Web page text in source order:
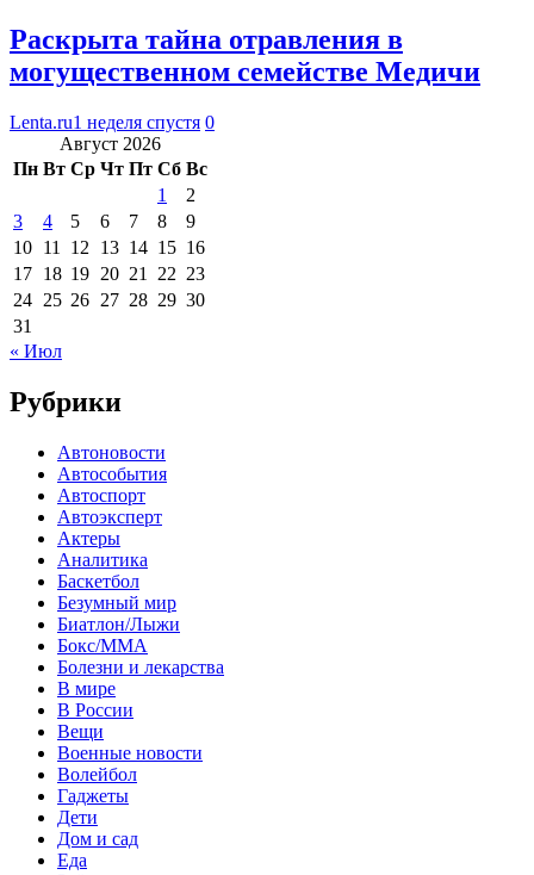
Раскрыта тайна отравления в
могущественном семействе Медичи
Lenta.ru1 неделя спустя 0
Август 2026
Пн Вт Ср Чт Пт Сб Вс
1
2
3
4 5 6 7 8
9
10 11 12 13 14 15 16
17 18 19 20 21 22 23
24 25 26 27 28 29 30
31
« Июл
Рубрики
Автоновости
Автособытия
Автоспорт
Автоэксперт
Актеры
Аналитика
Баскетбол
Безумный мир
Биатлон/Лыжи
Бокс/MMA
Болезни и лекарства
В мире
В России
Вещи
Военные новости
Волейбол
Гаджеты
Дети
Дом и сад
Еда